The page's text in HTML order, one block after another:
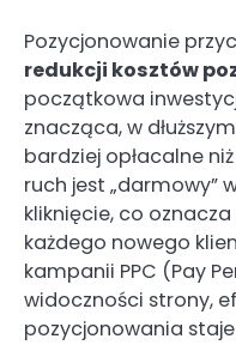
Pozycjonowanie
redukcji kosztów
początkowa
znacząca, w
bardziej opłacalne
ruch jest „darmowy”
kliknięcie, co
każdego nowego
kampanii PPC (Pay
widoczności strony,
pozycjonowania